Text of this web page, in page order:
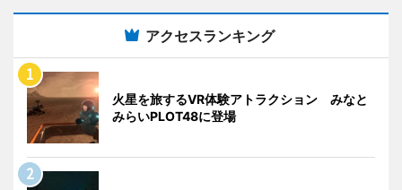
アクセスランキング
火星を旅するVR体験アトラクション みなと
みらいPLOT48に登場